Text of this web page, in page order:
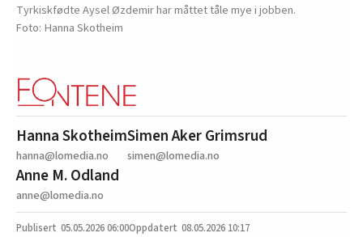
Tyrkiskfødte Aysel Øzdemir har måttet tåle mye i jobben.
Hanna Skotheim
Hanna Skotheim
hanna@lomedia.no
Simen Aker Grimsrud
simen@lomedia.no
Anne M. Odland
anne@lomedia.no
05.05.202606:00 08.05.2026 10:17